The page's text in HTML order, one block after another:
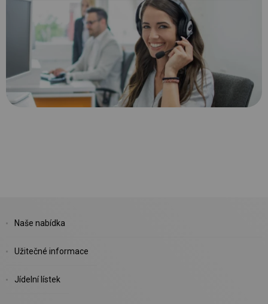
Naše nabídka
Užitečné informace
Jídelní lístek